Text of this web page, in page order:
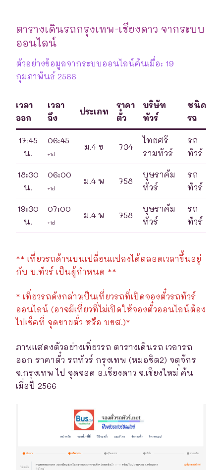
ตารางเดินรถกรุงเทพ-เชียงดาว จากระบบ
ออนไลน์
ตัวอย่างข้อมูลจากระบบออนไลน์ค้นเมื่อ: 19
กุมภาพันธ์ 2566
เวลา
ออก
เวลา
ถึง
ประเภท
ราคา
ตั๋ว
บริษัท
ทัวร์
ชนิด
รถ
17:45
น.
06:45
+1d
ม.4 ข 734
ไทยศรี
รามทัวร์
รถ
ทัวร์
18:30
น.
06:00
+1d
ม.4 พ 758
บุษราคัม
ทัวร์
รถ
ทัวร์
19:30
น.
07:00
+1d
ม.4 พ 758
บุษราคัม
ทัวร์
รถ
ทัวร์
** เที่ยวรถด้านบนเปลี่ยนแปลงได้ตลอดเวลาขึ้นอยู่
กับ บ.ทัวร์ เป็นผู้กำหนด **
* เที่ยวรถดังกล่าวเป็นเที่ยวรถที่เปิดจองตั๋วรถทัวร์
ออนไลน์ (อาจมีเที่ยวที่ไม่เปิดให้จองตั๋วออนไลน์ต้อง
ไปเช็คที่ จุดขายตั๋ว หรือ บขส.)*
ภาพแสดงตัวอย่างเที่ยวรถ ตารางเดินรถ เวลารถ
ออก ราคาตั๋ว รถทัวร์ กรุงเทพ (หมอชิต2) จตุจักร
จ.กรุงเทพ ไป จุดจอด อ.เชียงดาว จ.เชียงใหม่ ค้น
เมื่อปี 2566